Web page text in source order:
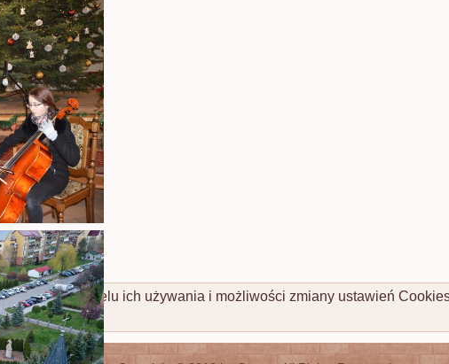
się więcej o celu ich używania i możliwości zmiany ustawień